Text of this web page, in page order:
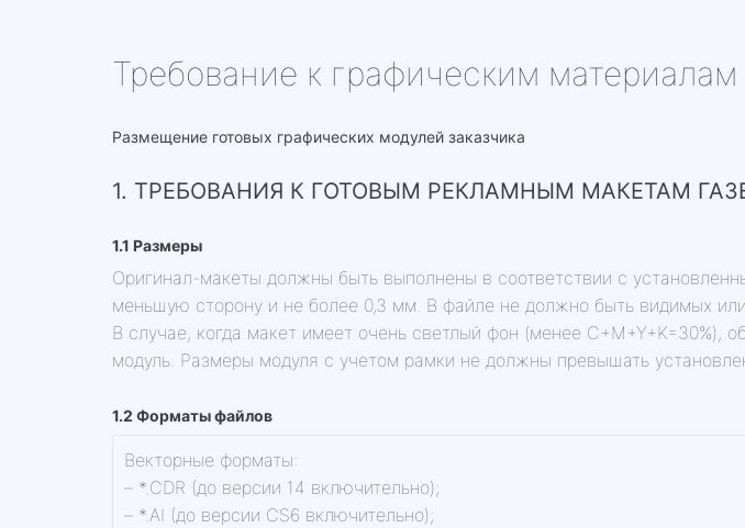
Требование к графическим
Размещение готовых графических модулей заказчика
1. ТРЕБОВАНИЯ К ГОТОВЫМ РЕКЛАМНЫМ МАКЕТАМ
1.1 Размеры
Оригинал-макеты должны быть выполнены в соответствии с
меньшую сторону и не более 0,3 мм. В файле не должно быть видимых
В случае, когда макет имеет очень светлый фон (менее
модуль. Размеры модуля с учетом рамки не должны превышать
1.2 Форматы файлов
Векторные форматы:
– *.CDR (до версии 14 включительно);
– *.AI (до версии CS6 включительно);